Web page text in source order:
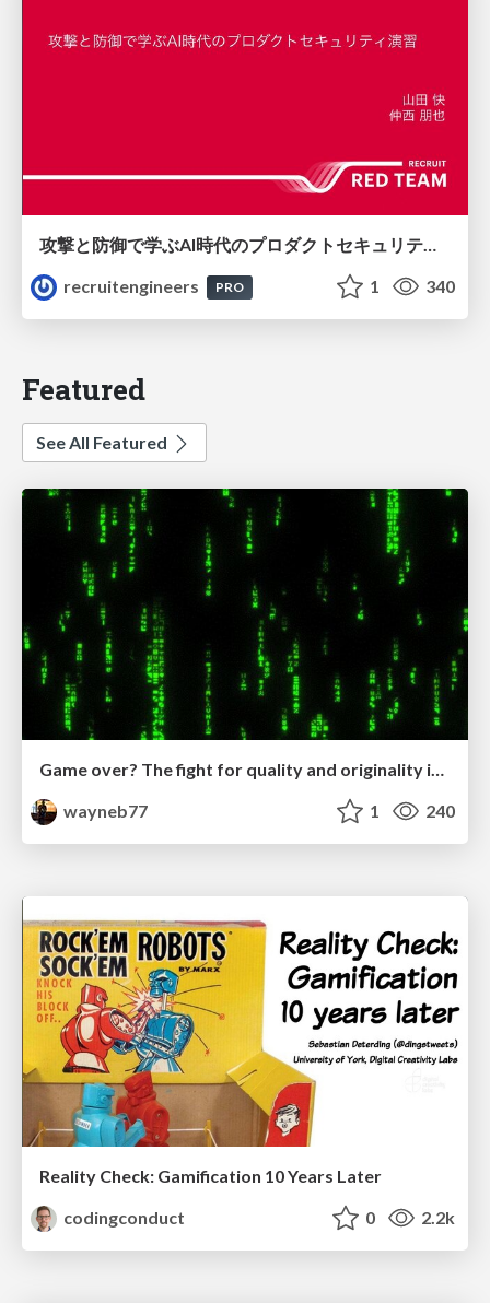
攻撃と防御で学ぶAI時代のプロダクトセキュリティ演習
recruitengineers
PRO 1 340
Featured
See All Featured
wayneb77
1 240
Reality Check: Gamification 10 Years Later
codingconduct
0 2.2k